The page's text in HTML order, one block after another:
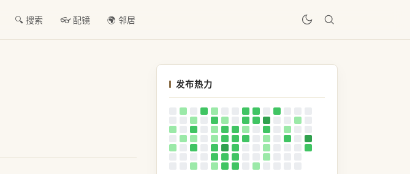
🔍 搜索 👓 配镜 🌍 邻居
发布热力